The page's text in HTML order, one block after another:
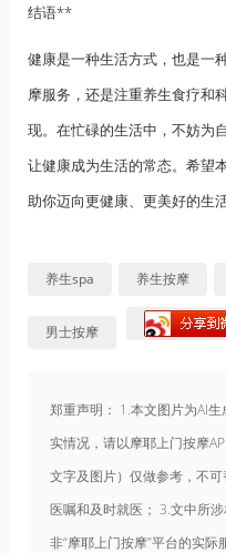
结语**
健康是一种生活方式，也是一
摩服务，还是注重养生食疗和
现。在忙碌的生活中，不妨为
让健康成为生活的常态。希望
助你迈向更健康、更美好的生活
养生spa 养生按摩
男士按摩
郑重声明： 1.本文图片为AI
实情况，请以摩耶上门按摩
文字及图片）仅做参考，不
医嘱和及时就医； 3.文中所
非“摩耶上门按摩”平台的实